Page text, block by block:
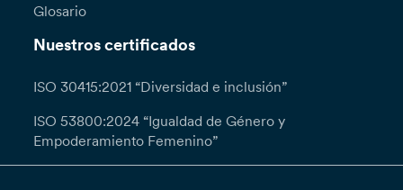
Glosario
Nuestros certificados
ISO 30415:2021 “Diversidad e inclusión”
ISO 53800:2024 “Igualdad de Género y
Empoderamiento Femenino”